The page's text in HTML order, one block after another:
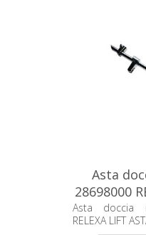
Asta
28698000
Asta doccia
RELEXA LIFT